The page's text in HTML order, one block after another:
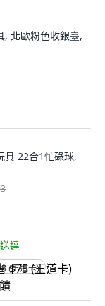
, 北歐粉色收銀臺,
具 22合1忙碌球,
達
(王道卡)